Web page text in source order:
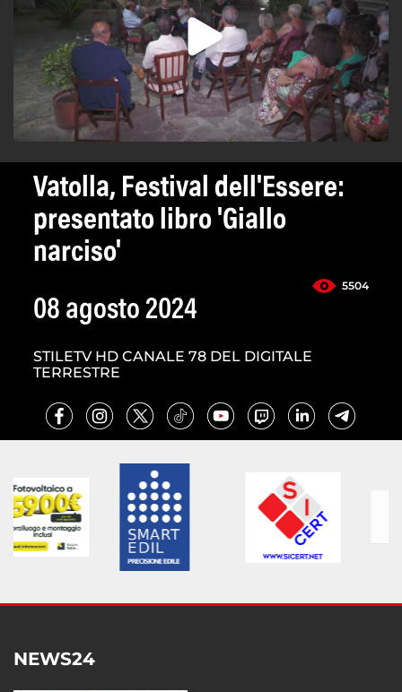
Vatolla, Festival dell'Essere:
presentato libro 'Giallo
narciso'
5504
08 agosto 2024
STILETV HD CANALE 78 DEL DIGITALE
TERRESTRE
NEWS24